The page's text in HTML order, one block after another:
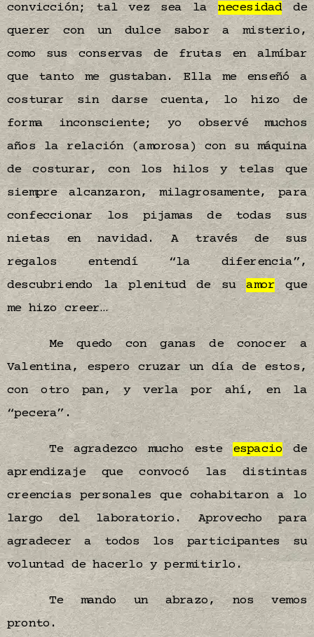
convicción; tal vez sea lanecesidadde
querer con un dulce sabor a misterio,
como sus conservas de frutas en almíbar
que tanto me gustaban. Ella me enseñó a
costurar sin darse cuenta, lo hizo de
forma inconsciente; yo observé muchos
años la relación (amorosa) con su máquina
de costurar, con los hilos y telas que
siempre alcanzaron, milagrosamente, para
confeccionar los pijamas de todas sus
nietas en navidad. A través de sus
regalos entendí “la diferencia”,
descubriendo la plenitud de suamor que
me hizo creer…
Me quedo con ganas de conocer a
Valentina, espero cruzar un día de estos,
con otro pan, y verla por ahí, en la
“pecera”.
Te agradezco mucho esteespacio de
aprendizaje que convocó las distintas
creencias personales que cohabitaron a lo
largo del laboratorio. Aprovecho para
agradecer a todos los participantes su
voluntad de hacerlo y permitirlo.
Te mando un abrazo, nos vemos
pronto.